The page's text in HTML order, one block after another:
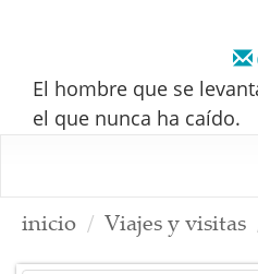
El hombre que se
el que nunca ha caído.
inicio Viajes y visitas